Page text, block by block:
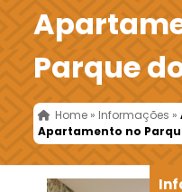
Parque
Home » Informações »
Apartamento no